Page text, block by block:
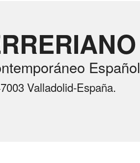
Español
Valladolid-España.